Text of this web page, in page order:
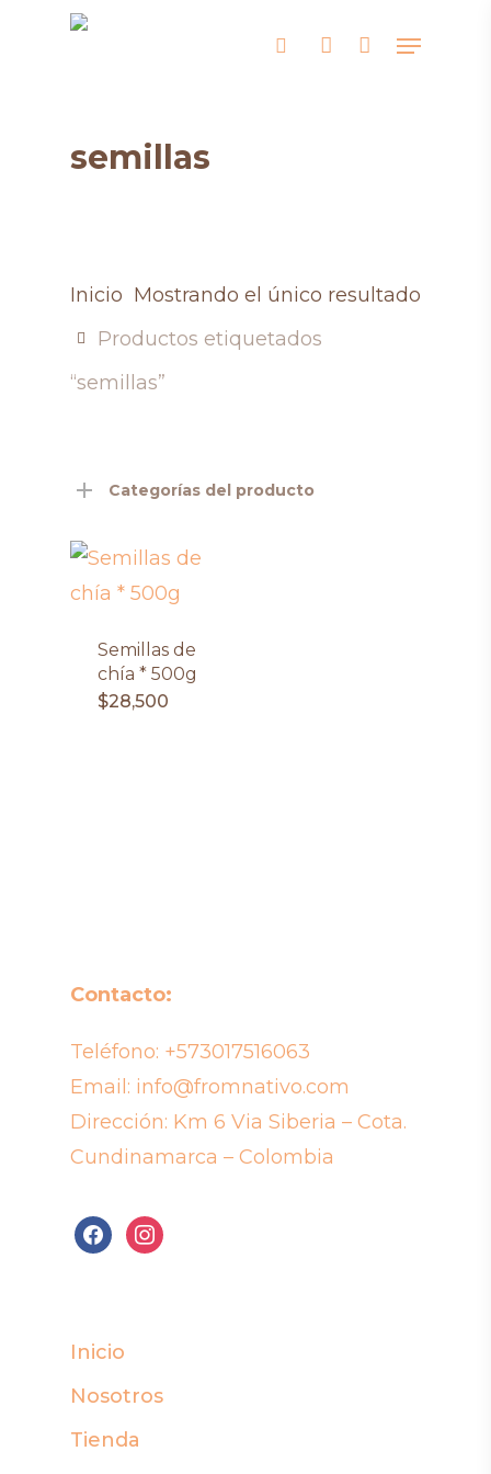
searchaccount
Menu
semillas
Mostrando el único resultado
Inicio
Productos etiquetados
“semillas”
Categorías del producto
Semillas de
chía * 500g
$28,500
Contacto:
Teléfono: +573017516063
Email: info@fromnativo.com
Dirección: Km 6 Via Siberia – Cota.
Cundinamarca – Colombia
facebookinstagram
Inicio
Nosotros
Tienda